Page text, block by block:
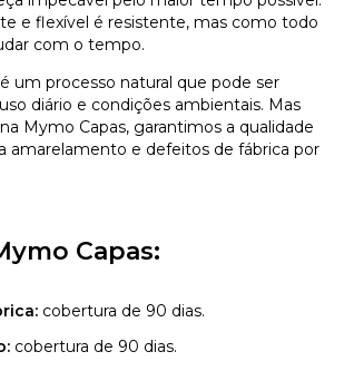
e flexível é resistente, mas como todo
com o tempo.
um processo natural que pode ser
diário e condições ambientais. Mas
Mymo Capas, garantimos a qualidade
amarelamento e defeitos de fábrica por
Capas:
cobertura de 90 dias.
cobertura de 90 dias.